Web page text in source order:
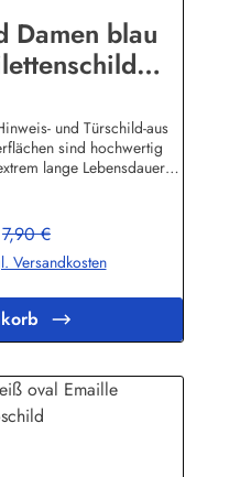
Damen blau
und Türschild-aus
sind hochwertig
lange Lebensdauer
werden, weil sonst
Emailleschilder können
geht's zu den
Bini Inh. Eda
1a22457
Regulärer Preis:
7,90 €
Versandkosten